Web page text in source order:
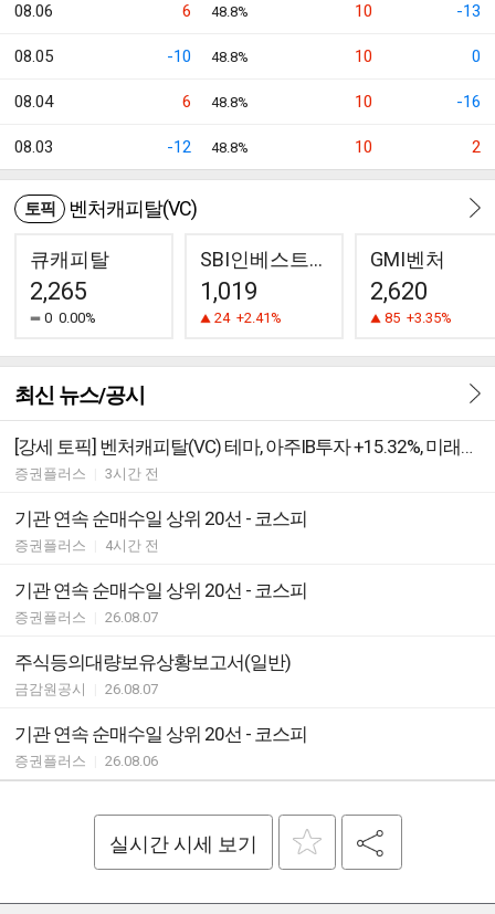
08.06 6 48.8% 10 -13
08.05 -10 48.8% 10 0
08.04 6 48.8% 10 -16
08.03 -12 48.8% 10 2
토픽 벤처캐피탈(VC)
큐캐피탈
2,265
0 0.00%
SBI인베스트먼트
1,019
24 +2.41%
GMI벤처
2,620
85 +3.35%
최신 뉴스/공시
[강세 토픽] 벤처캐피탈(VC) 테마, 아주IB투자 +15.32%, 미래에셋벤처투자 +14.02%
증권플러스 3시간 전
기관 연속 순매수일 상위 20선 - 코스피
증권플러스 4시간 전
기관 연속 순매수일 상위 20선 - 코스피
증권플러스 26.08.07
주식등의대량보유상황보고서(일반)
금감원공시 26.08.07
기관 연속 순매수일 상위 20선 - 코스피
증권플러스 26.08.06
실시간 시세 보기